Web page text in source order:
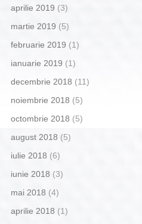
aprilie 2019 (3)
martie 2019 (5)
februarie 2019 (1)
ianuarie 2019 (1)
decembrie 2018 (11)
noiembrie 2018 (5)
octombrie 2018 (5)
august 2018 (5)
iulie 2018 (6)
iunie 2018 (3)
mai 2018 (4)
aprilie 2018 (1)